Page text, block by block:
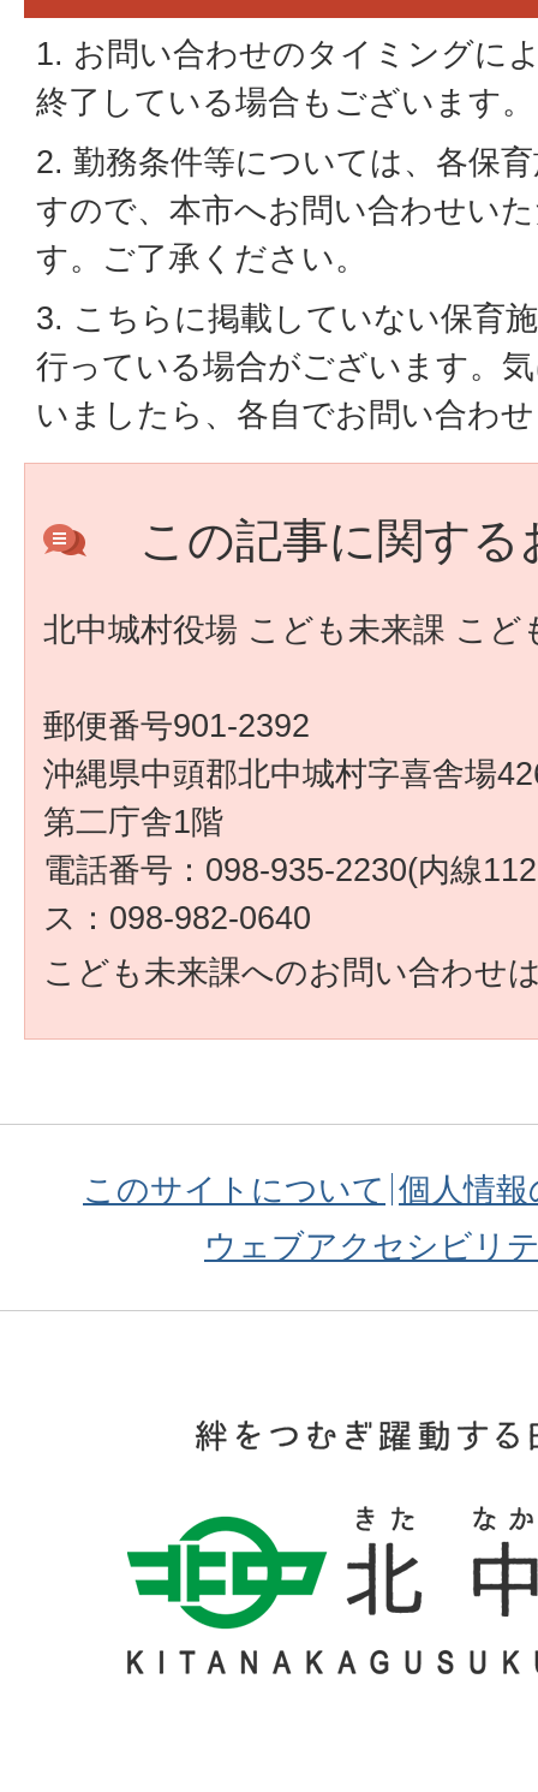
1. お問い合わせのタイミングに
終了している場合もございます。
2. 勤務条件等については、各保
すので、本市へお問い合わせい
す。ご了承ください。
3. こちらに掲載していない保育
行っている場合がございます。
いましたら、各自でお問い合わ
この記事に関す
北中城村役場 こども未来課 こど
郵便番号901-2392
沖縄県中頭郡北中城村字喜舎場
第二庁舎1階
電話番号：098-935-2230(内線
ス：098-982-0640
こども未来課へのお問い合わせ
このサイトについて 個人情
ウェブアクセシビリ